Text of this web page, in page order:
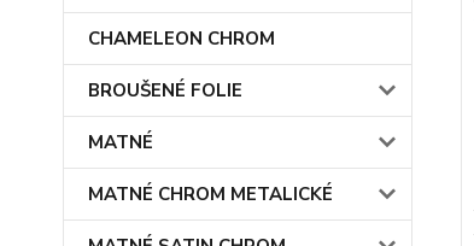
CHAMELEON CHROM
BROUŠENÉ FOLIE
MATNÉ
MATNÉ CHROM METALICKÉ